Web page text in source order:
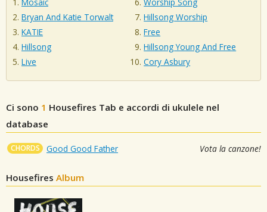
Bryan And Katie Torwalt
KATIE
Hillsong
Live
Hillsong Worship
Free
Hillsong Young And Free
Cory Asbury
Ci sono 1 Housefires Tab e accordi di ukulele nel
database
CHORDS Good Good Father Vota la canzone!
Housefires Album